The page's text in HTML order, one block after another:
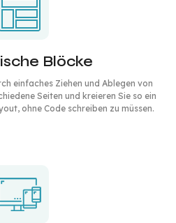
Blöcke
einfaches Ziehen und Ablegen von
Seiten und kreieren Sie so ein
ohne Code schreiben zu müssen.